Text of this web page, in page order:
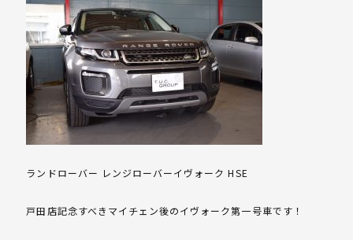
ランドローバー レンジローバーイヴォーク HSE
戸田店記念すべきマイチェン後のイヴォーク第一号車です！